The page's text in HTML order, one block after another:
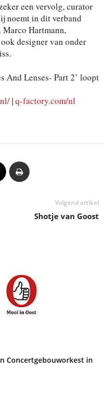
een vervolg, curator
noemt in dit verband
Marco Hartmann,
designer van onder
And Lenses- Part 2’ loopt
|q-factory.com/nl
Volgend artikel
Shotje van Goost
Concertgebouworkest in